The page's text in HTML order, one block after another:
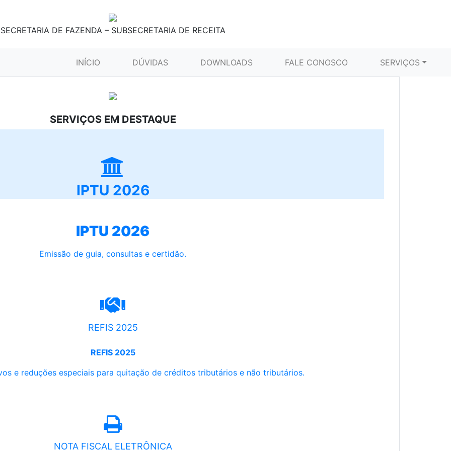
SECRETARIA DE FAZENDA – SUBSECRETARIA DE RECEITA
INÍCIO (CURRENT)DÚVIDAS DOWNLOADS FALE CONOSCO SERVIÇOS
SERVIÇOS EM DESTAQUE
IPTU 2026
IPTU 2026
Emissão de guia, consultas e certidão.
REFIS 2025
REFIS 2025
e reduções especiais para quitação de créditos tributários e não tributários.
NOTA FISCAL ELETRÔNICA